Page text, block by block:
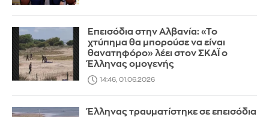
Επεισόδια στην Αλβανία: «Το
χτύπημα θα μπορούσε να είναι
θανατηφόρο» λέει στον ΣΚΑΪ ο
Έλληνας ομογενής
14:46, 01.06.2026
Έλληνας τραυματίστηκε σε επεισόδια